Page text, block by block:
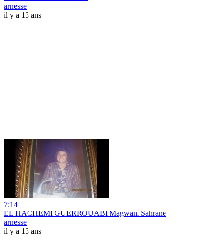
arnesse
il y a 13 ans
7:14
EL HACHEMI GUERROUABI Magwani Sahrane
arnesse
il y a 13 ans